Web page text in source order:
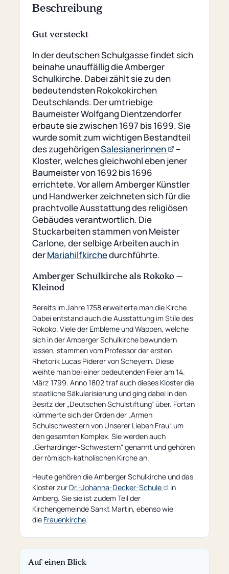
Beschreibung
Gut versteckt
In der deutschen Schulgasse findet sich
beinahe unauffällig die Amberger
Schulkirche. Dabei zählt sie zu den
bedeutendsten Rokokokirchen
Deutschlands. Der umtriebige
Baumeister Wolfgang Dientzendorfer
erbaute sie zwischen 1697 bis 1699. Sie
wurde somit zum wichtigen Bestandteil
des zugehörigenSalesianerinnen
(öffnet
externe
–
Kloster, welches gleichwohl eben jener
Baumeister von 1692 bis 1696
errichtete. Vor allem Amberger Künstler
und Handwerker zeichneten sich für die
prachtvolle Ausstattung des religiösen
Gebäudes verantwortlich. Die
Stuckarbeiten stammen von Meister
Carlone, der selbige Arbeiten auch in
derMariahilfkirchedurchführte.
Amberger Schulkirche als Rokoko –
Kleinod
Bereits im Jahre 1758 erweiterte man die Kirche.
Dabei entstand auch die Ausstattung im Stile des
Rokoko. Viele der Embleme und Wappen, welche
sich in der Amberger Schulkirche bewundern
lassen, stammen vom Professor der ersten
Rhetorik Lucas Piderer von Scheyern. Diese
weihte man bei einer bedeutenden Feier am 14.
März 1799. Anno 1802 traf auch dieses Kloster die
staatliche Säkularisierung und ging dabei in den
Besitz der „Deutschen Schulstiftung“ über. Fortan
kümmerte sich der Orden der „Armen
Schulschwestern von Unserer Lieben Frau“ um
den gesamten Komplex. Sie werden auch
„Gerhardinger-Schwestern“ genannt und gehören
der römisch-katholischen Kirche an.
Heute gehören die Amberger Schulkirche und das
Kloster zur Dr.-Johanna-Decker-Schule
(öffnet
Seite)
in
Amberg. Sie sie ist zudem Teil der
Kirchengemeinde Sankt Martin, ebenso wie
die Frauenkirche.
Auf einen Blick